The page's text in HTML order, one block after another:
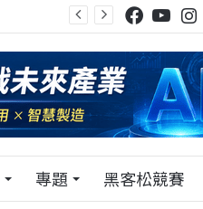
專題 黑客松競賽